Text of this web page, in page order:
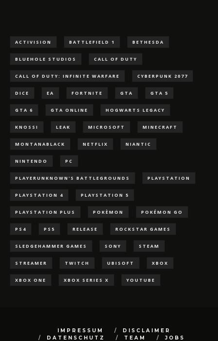
ACTIVISION BATTLEFIELD 1 BETHESDA
BLUEHOLE STUDIOS CALL OF DUTY
CALL OF DUTY: INFINITE WARFARE CYBERPUNK 2077
DICE EA FORTNITE GTA GTA 5
GTA 6 GTA ONLINE HOGWARTS LEGACY
KNOSSI LEAK MICROSOFT MINECRAFT
MONTANABLACK NETFLIX NIANTIC
NINTENDO PC
PLAYERUNKNOWN'S BATTLEGROUNDS PLAYSTATION
PLAYSTATION 4 PLAYSTATION 5
PLAYSTATION PLUS POKÈMON POKÉMON GO
PS4 PS5 RELEASE ROCKSTAR GAMES
SLEDGEHAMMER GAMES SONY STEAM
STREAMER TWITCH UBISOFT XBOX
XBOX ONE XBOX SERIES X YOUTUBE
IMPRESSUM
DISCLAIMER
DATENSCHUTZ
TEAM JOBS